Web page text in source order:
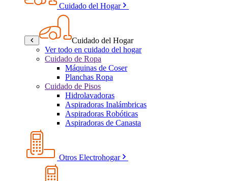
Cuidado del Hogar
Cuidado del Hogar
Ver todo en cuidado del hogar
Cuidado de Ropa
Máquinas de Coser
Planchas Ropa
Cuidado de Pisos
Hidrolavadoras
Aspiradoras Inalámbricas
Aspiradoras Robóticas
Aspiradoras de Canasta
Otros Electrohogar